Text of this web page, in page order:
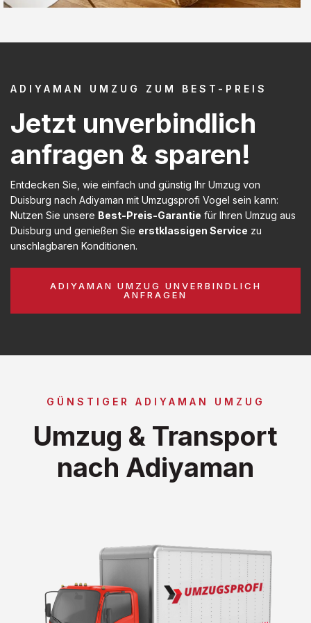
ADIYAMAN UMZUG ZUM BEST-PREIS
Jetzt unverbindlich
anfragen & sparen!
Entdecken Sie, wie einfach und günstig Ihr Umzug von
Duisburg nach Adiyaman mit Umzugsprofi Vogel sein kann:
Nutzen Sie unsere Best-Preis-Garantie für Ihren Umzug aus
Duisburg und genießen Sie erstklassigen Service zu
unschlagbaren Konditionen.
ADIYAMAN UMZUG UNVERBINDLICH
ANFRAGEN
GÜNSTIGER ADIYAMAN UMZUG
Umzug & Transport
nach Adiyaman